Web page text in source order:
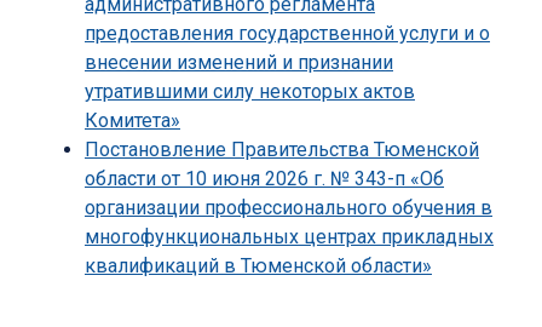
предоставления государственной услуги и о
внесении изменений и признании
утратившими силу некоторых актов
Комитета»
Постановление Правительства Тюменской
области от 10 июня 2026 г. № 343-п «Об
организации профессионального обучения в
многофункциональных центрах прикладных
квалификаций в Тюменской области»